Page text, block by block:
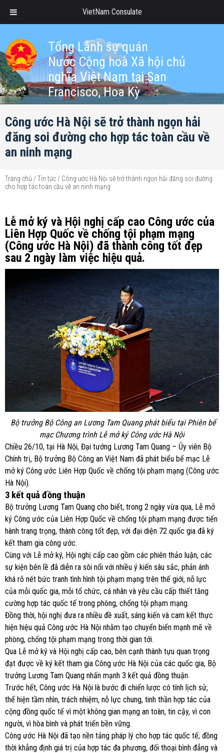
Tổng Lãnh sự quán
Nước Cộng hoà Xã hội chủ
nghĩa Việt Nam tại San
Francisco, Hoa Kỳ
Công ước Hà Nội sẽ trở thành ngọn hải
đăng soi đường cho hợp tác toàn cầu về
an ninh mạng
Trang chủ /Tin tức / Công ước Hà Nội sẽ trở thành ngọn hải đăng soi đường
cho hợp tác toàn cầu về an ninh mạng
Lễ mở ký và Hội nghị cấp cao Công ước của
Liên Hợp Quốc về chống tội phạm mạng
(Công ước Hà Nội) đã thành công tốt đẹp
sau 2 ngày làm việc hiệu quả.
Bộ trưởng Bộ Công an Lương Tam Quang phát biểu tại Phiên bế
mạc Chương trình Lễ mở ký Công ước Hà Nội
Chiều 26/10, tại Hà Nội, Đại tướng Lương Tam Quang – Ủy viên Bộ
Chính trị, Bộ trưởng Bộ Công an Việt Nam đã phát biểu bế mạc Lễ
mở ký Công ước Liên Hợp Quốc về chống tội phạm mạng (Công ước
Hà Nội).
3 kết quả đồng thuận
Bộ trưởng Lương Tam Quang cho biết, trong 2 ngày vừa qua, Lễ mở
ký Công ước của Liên Hợp Quốc về chống tội phạm mạng được tiến
hành trang trọng, thành công tốt đẹp, với đại diện 72 quốc gia đã ký
kết tham gia công ước.
Cùng với Lễ mở ký, Hội nghị cấp cao gồm các phiên thảo luận, các
sự kiện bên lề đã diễn ra sôi nổi với nhiều ý kiến sâu sắc, phản ánh
khá rõ nét bức tranh tình hình tội phạm mạng trên thế giới, nỗ lực
của mỗi quốc gia, mỗi tổ chức, cá nhân và yêu cầu cấp thiết tăng
cường hợp tác quốc tế trong phòng, chống tội phạm mạng.
Đồng thời, hội nghị đưa ra nhiều đề xuất, sáng kiến và cam kết thực
hiện hiệu quả Công ước Hà Nội nhằm tạo chuyển biến mạnh mẽ về
phòng, chống tội phạm mạng trong thời gian tới.
Qua Lễ mở ký và Hội nghị cấp cao, bên cạnh thành tựu quan trọng
đạt được về ký kết tham gia Công ước Hà Nội của các quốc gia, Bộ
trưởng Lương Tam Quang nhấn mạnh 3 kết quả đồng thuận.
Trước hết, Công ước Hà Nội là bước đi chiến lược có tính lịch sử,
thể hiện tầm nhìn, trách nhiệm, nỗ lực chung, tinh thần hợp tác của
cộng đồng quốc tế vì một không gian mạng an toàn, tin cậy, vì con
người, vì hòa bình và phát triển bền vững.
Công ước Hà Nội đã tạo nền tảng pháp lý cho hợp tác quốc tế; đồng
thời khẳng định giá trị của hợp tác đa phương, đối thoại bình đẳng và
VietNam Consulate